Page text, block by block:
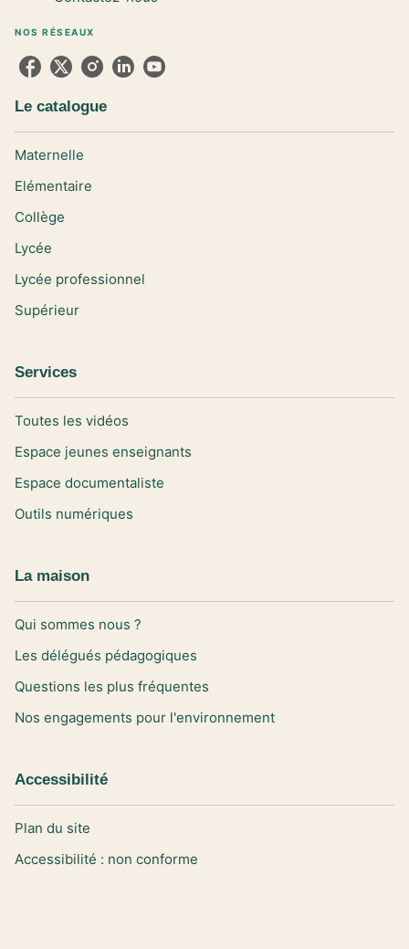
NOS RÉSEAUX
Le catalogue
Maternelle
Elémentaire
Collège
Lycée
Lycée professionnel
Supérieur
Services
Toutes les vidéos
Espace jeunes enseignants
Espace documentaliste
Outils numériques
La maison
Qui sommes nous ?
Les délégués pédagogiques
Questions les plus fréquentes
Nos engagements pour l'environnement
Accessibilité
Plan du site
Accessibilité : non conforme